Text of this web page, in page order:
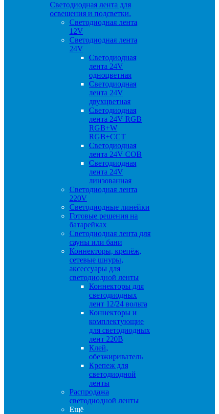
Светодиодная лента для
освещения и подсветки.
Светодиодная лента
12V
Светодиодная лента
24V
Светодиодная
лента 24V
одноцветная
Светодиодная
лента 24V
двухцветная
Светодиодная
лента 24V RGB
RGB+W
RGB+CCT
Светодиодная
лента 24V COB
Светодиодная
лента 24V
линзованная
Светодиодная лента
220V
Светодиодные линейки
Готовые решения на
батарейках
Светодиодная лента для
сауны или бани
Коннекторы, крепёж,
сетевые шнуры,
аксессуары для
светодиодной ленты
Коннекторы для
светодиодных
лент 12/24 вольта
Коннекторы и
комплектующие
для светодиодных
лент 220В
Клей,
обезжириватель
Крепеж для
светодиодной
ленты
Распродажа
светодиодной ленты
Ещё